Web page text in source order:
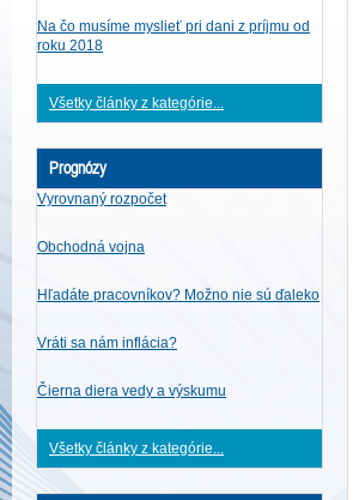
Na čo musíme myslieť pri dani z príjmu od
roku 2018
Všetky články z kategórie...
Prognózy
Vyrovnaný rozpočet
Obchodná vojna
Hľadáte pracovníkov? Možno nie sú ďaleko
Vráti sa nám inflácia?
Čierna diera vedy a výskumu
Všetky články z kategórie...